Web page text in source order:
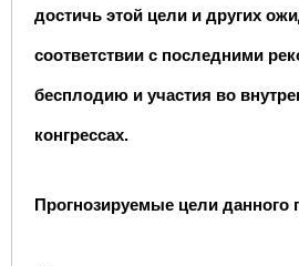
достичь этой цели и других
соответствии с последними
бесплодию и участия во
конгрессах.
Прогнозируемые цели данного